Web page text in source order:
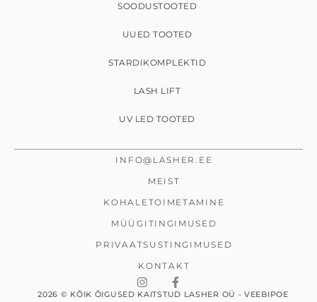
SOODUSTOOTED
UUED TOOTED
STARDIKOMPLEKTID
LASH LIFT
UV LED TOOTED
INFO@LASHER.EE
MEIST
KOHALETOIMETAMINE
MÜÜGITINGIMUSED
PRIVAATSUSTINGIMUSED
KONTAKT
2026 © KÕIK ÕIGUSED KAITSTUD LASHER OÜ - VEEBIPOE
I
n
F
a